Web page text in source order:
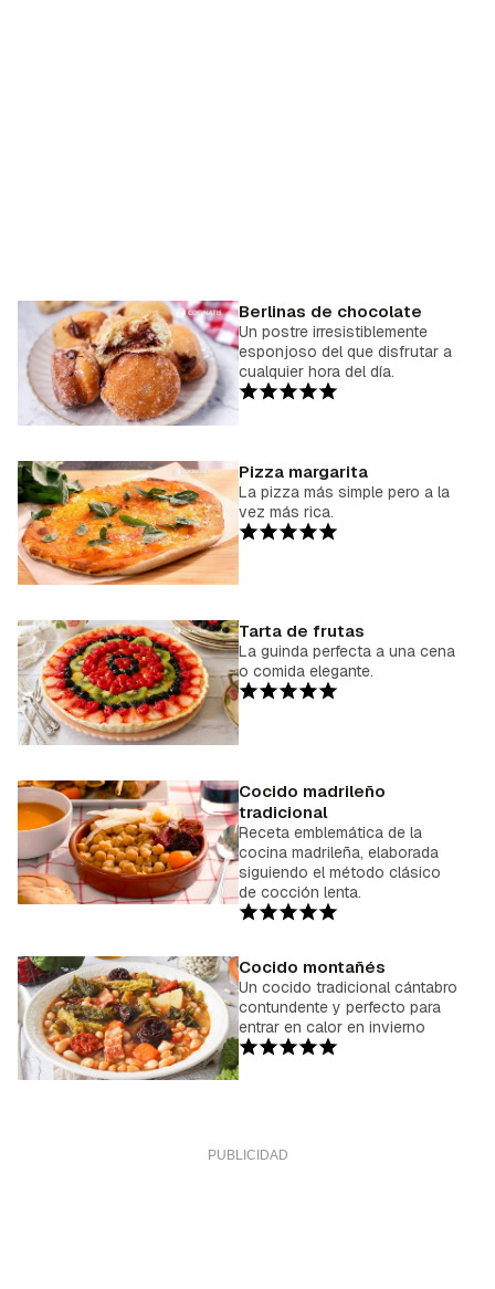
Berlinas de chocolate
Un postre irresistiblemente
esponjoso del que disfrutar a
cualquier hora del día.
Pizza margarita
La pizza más simple pero a la
vez más rica.
Tarta de frutas
La guinda perfecta a una cena
o comida elegante.
Cocido madrileño
tradicional
Receta emblemática de la
cocina madrileña, elaborada
siguiendo el método clásico
de cocción lenta.
Cocido montañés
Un cocido tradicional cántabro
contundente y perfecto para
entrar en calor en invierno